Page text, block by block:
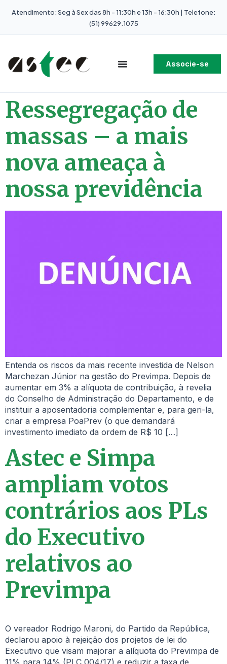
Atendimento: Seg à Sex das 8h - 11:30h e 13h - 16:30h | Telefone:
(51) 99629.1075
Associe-se
Ressegregação de
massas – a mais
nova ameaça à
nossa previdência
Entenda os riscos da mais recente investida de Nelson
Marchezan Júnior na gestão do Previmpa. Depois de
aumentar em 3% a alíquota de contribuição, à revelia
do Conselho de Administração do Departamento, e de
instituir a aposentadoria complementar e, para geri-la,
criar a empresa PoaPrev (o que demandará
investimento imediato da ordem de R$ 10 […]
Astec e Simpa
ampliam votos
contrários aos PLs
do Executivo
relativos ao
Previmpa
O vereador Rodrigo Maroni, do Partido da República,
declarou apoio à rejeição dos projetos de lei do
Executivo que visam majorar a alíquota do Previmpa de
11% para 14% (PLC 004/17) e reduzir a taxa de